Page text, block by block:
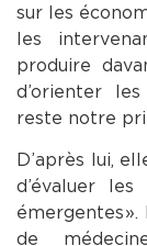
sur les
les
produire
d’orienter
reste notre
D’après lui,
d’évaluer
émergentes
de